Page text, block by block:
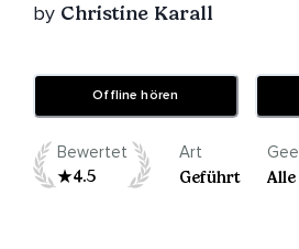
by Christine Karall
Offline hören
Bewertet
4.5
Art
Geführt
Alle